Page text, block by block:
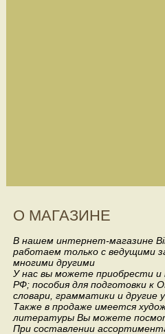
О МАГАЗИНЕ
В нашем интернет-магазине
работаем только с ведущими
многими другими
У нас вы можете приобрести и
РФ; пособия для подготовки к
словари, грамматики и другие
Также в продаже имеется
литературы Вы можете
При составлении